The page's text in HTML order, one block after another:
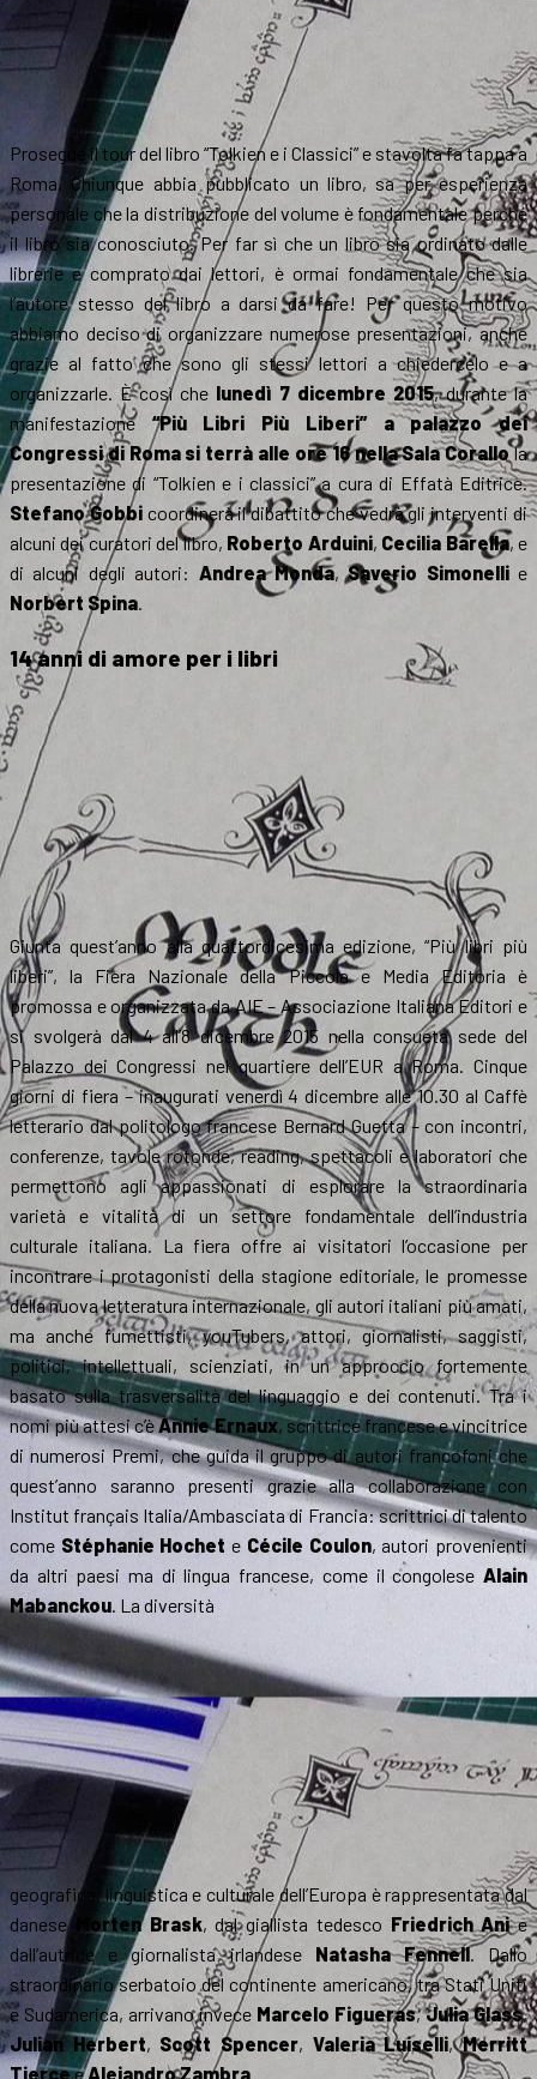
Prosegue il tour del libro “Tolkien e i Classici” e stavolta fa tappa a
Roma. Chiunque abbia pubblicato un libro, sa per esperienza
personale che la distribuzione del volume è fondamentale perché
il libro sia conosciuto. Per far sì che un libro sia ordinato dalle
librerie e comprato dai lettori, è ormai fondamentale che sia
l’autore stesso del libro a darsi da fare! Per questo motivo
abbiamo deciso di organizzare numerose presentazioni, anche
grazie al fatto che sono gli stessi lettori a chiedercelo e a
organizzarle. È così che lunedì 7 dicembre 2015, durante la
manifestazione“Più Libri Più Liberi” a palazzo dei
Congressi di Roma si terrà alle ore 16 nella Sala Corallola
presentazione di “Tolkien e i classici” a cura di Effatà Editrice.
Stefano Gobbicoordinerà il dibattito che vedrà gli interventi di
alcuni dei curatori del libro, Roberto Arduini, Cecilia Barella, e
di alcuni degli autori: Andrea Monda,Saverio Simonellie
Norbert Spina.
14 anni di amore per i libri
Giunta quest’anno alla quattordicesima edizione, “Più libri più
liberi”, la Fiera Nazionale della Piccola e Media Editoria è
promossa e organizzata da AIE – Associazione Italiana Editori e
si svolgerà dal 4 all’8 dicembre 2015 nella consueta sede del
Palazzo dei Congressi nel quartiere dell’EUR a Roma. Cinque
giorni di fiera – inaugurati venerdì 4 dicembre alle 10.30 al Caffè
letterario dal politologo francese Bernard Guetta – con incontri,
conferenze, tavole rotonde, reading, spettacoli e laboratori che
permettono agli appassionati di esplorare la straordinaria
varietà e vitalità di un settore fondamentale dell’industria
culturale italiana. La fiera offre ai visitatori l’occasione per
incontrare i protagonisti della stagione editoriale, le promesse
della nuova letteratura internazionale, gli autori italiani più amati,
ma anche fumettisti, youTubers, attori, giornalisti, saggisti,
politici, intellettuali, scienziati, in un approccio fortemente
basato sulla trasversalità del linguaggio e dei contenuti. Tra i
nomi più attesi c’èAnnie Ernaux, scrittrice francese e vincitrice
di numerosi Premi, che guida il gruppo di autori francofoni che
quest’anno saranno presenti grazie alla collaborazione con
Institut français Italia/Ambasciata di Francia: scrittrici di talento
come Stéphanie Hochet e Cécile Coulon, autori provenienti
da altri paesi ma di lingua francese, come il congolese Alain
Mabanckou. La diversità
geografica, linguistica e culturale dell’Europa è rappresentata dal
danese
Morten Brask, dal giallista tedesco Friedrich Anie
dall’autrice e giornalista irlandese Natasha Fennell. Dallo
straordinario serbatoio del continente americano, tra Stati Uniti
e Sudamerica, arrivano invece Marcelo Figueras,Julia Glass,
Julian Herbert, Scott Spencer, Valeria Luiselli,Merritt
TierceeAlejandro Zambra